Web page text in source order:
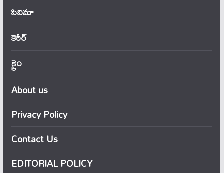
సినిమా
కెరీర్
క్రైం
About us
Privacy Policy
Contact Us
EDITORIAL POLICY